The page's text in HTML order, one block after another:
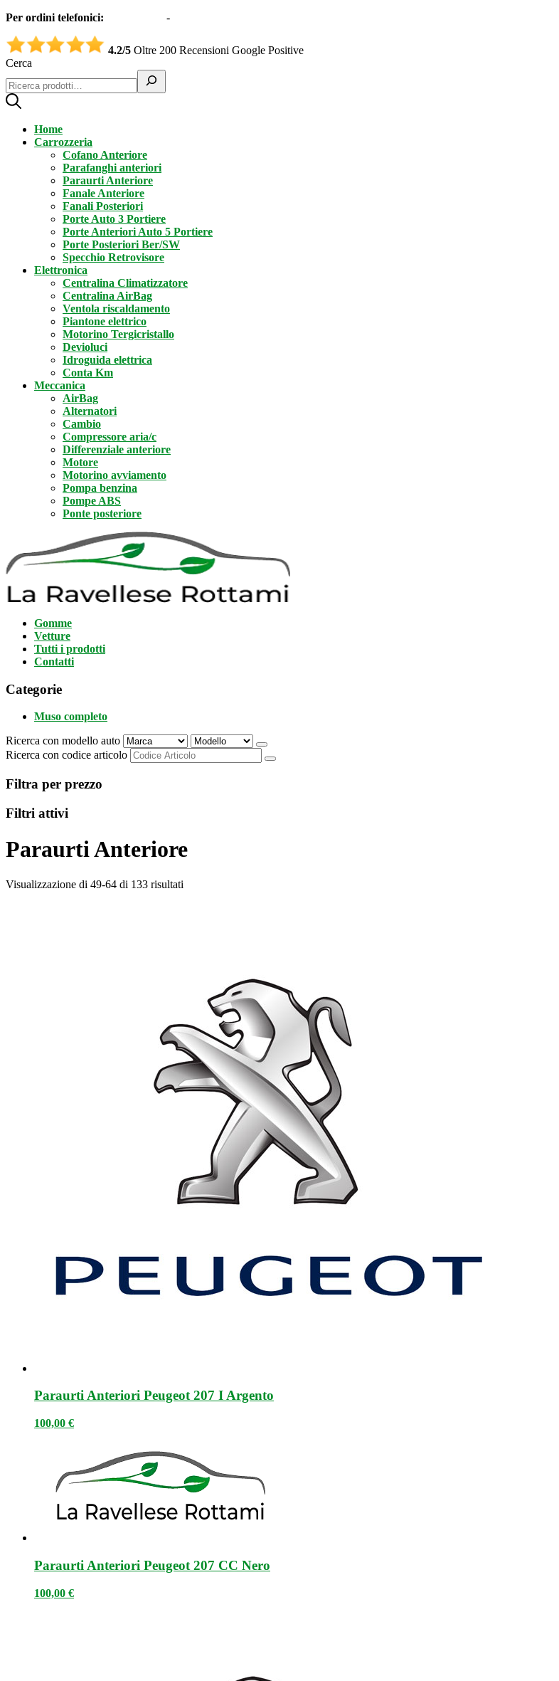
Per ordini telefonici: -
4.2/5 Oltre 200 Recensioni Google Positive
Cerca
Home
Carrozzeria
Cofano Anteriore
Parafanghi anteriori
Paraurti Anteriore
Fanale Anteriore
Fanali Posteriori
Porte Auto 3 Portiere
Porte Anteriori Auto 5 Portiere
Porte Posteriori Ber/SW
Specchio Retrovisore
Elettronica
Centralina Climatizzatore
Centralina AirBag
Ventola riscaldamento
Piantone elettrico
Motorino Tergicristallo
Devioluci
Idroguida elettrica
Conta Km
Meccanica
AirBag
Alternatori
Cambio
Compressore aria/c
Differenziale anteriore
Motore
Motorino avviamento
Pompa benzina
Pompe ABS
Ponte posteriore
Gomme
Vetture
Tutti i prodotti
Contatti
Categorie
Muso completo
Ricerca con modello auto
Ricerca con codice articolo
Filtra per prezzo
Filtri attivi
Paraurti Anteriore
Visualizzazione di 49-64 di 133 risultati
Paraurti Anteriori Peugeot 207 I Argento
100,00 €
Paraurti Anteriori Peugeot 207 CC Nero
100,00 €